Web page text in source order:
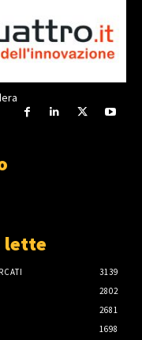
lette
3139
2802
2681
1698